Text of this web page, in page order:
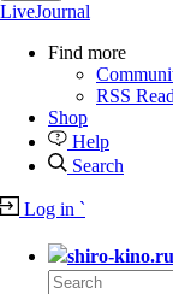
LiveJournal
Find more
RSS
Shop
Help
Search
Log in `
shiro-kino.ru